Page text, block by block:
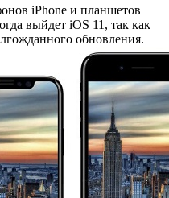
iPhone и планшетов
выйдет iOS 11, так как
обновления.